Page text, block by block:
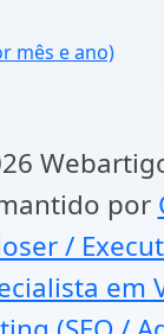
mês e ano)
por
/
em